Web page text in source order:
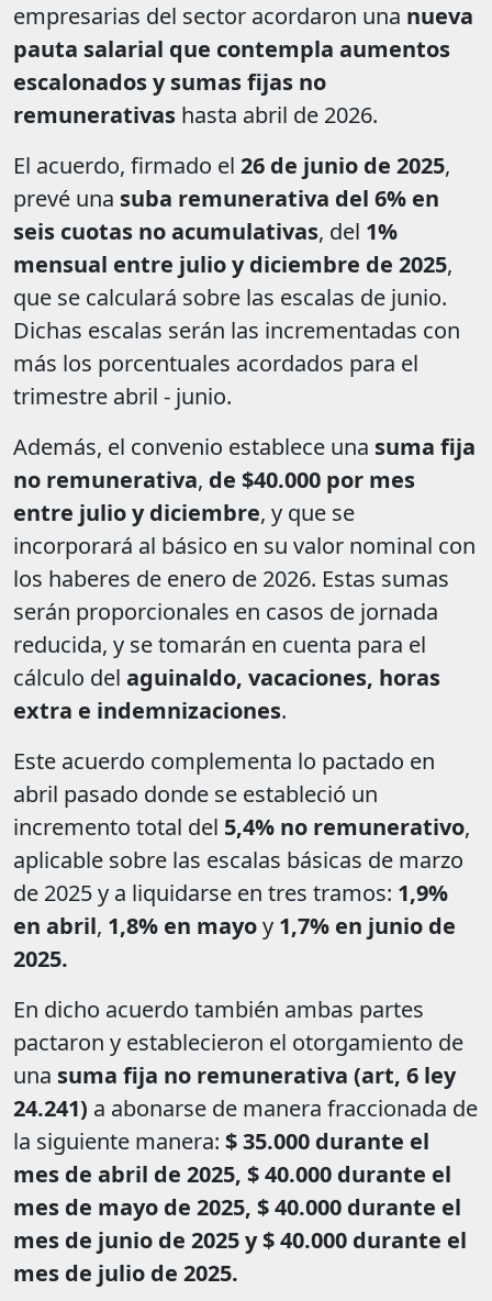
empresarias del sector acordaron una nueva
pauta salarial que contempla aumentos
escalonados y sumas fijas no
remunerativas hasta abril de 2026.
El acuerdo, firmado el 26 de junio de 2025,
prevé una suba remunerativa del 6% en
seis cuotas no acumulativas, del 1%
mensual entre julio y diciembre de 2025,
que se calculará sobre las escalas de junio.
Dichas escalas serán las incrementadas con
más los porcentuales acordados para el
trimestre abril - junio.
Además, el convenio establece una suma fija
no remunerativa, de $40.000 por mes
entre julio y diciembre, y que se
incorporará al básico en su valor nominal con
los haberes de enero de 2026. Estas sumas
serán proporcionales en casos de jornada
reducida, y se tomarán en cuenta para el
cálculo del aguinaldo, vacaciones, horas
extra e indemnizaciones.
Este acuerdo complementa lo pactado en
abril pasado donde se estableció un
incremento total del 5,4% no remunerativo,
aplicable sobre las escalas básicas de marzo
de 2025 y a liquidarse en tres tramos: 1,9%
en abril, 1,8% en mayoy 1,7% en junio de
2025.
En dicho acuerdo también ambas partes
pactaron y establecieron el otorgamiento de
una suma fija no remunerativa (art, 6 ley
24.241) a abonarse de manera fraccionada de
la siguiente manera: $ 35.000 durante el
mes de abril de 2025, $ 40.000 durante el
mes de mayo de 2025, $ 40.000 durante el
mes de junio de 2025 y $ 40.000 durante el
mes de julio de 2025.